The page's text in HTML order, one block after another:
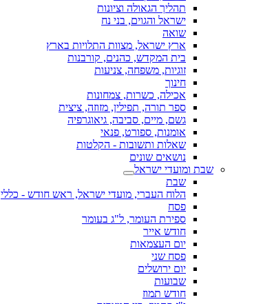
תהליך הגאולה וציונות
ישראל והגוים, בני נח
שואה
ארץ ישראל, מצוות התלויות בארץ
בית המקדש, כהנים, קורבנות
זוגיות, משפחה, צניעות
חינוך
אכילה, כשרות, צמחונות
ספר תורה, תפילין, מזוזה, ציצית
גשם, מיים, סביבה, גיאוגרפיה
אומנות, ספורט, פנאי
שאלות ותשובות - הקלטות
נושאים שונים
שבת ומועדי ישראל
שבת
הלוח העברי, מועדי ישראל, ראש חודש - כללי
פסח
ספירת העומר, ל"ג בעומר
חודש אייר
יום העצמאות
פסח שני
יום ירושלים
שבועות
חודש תמוז